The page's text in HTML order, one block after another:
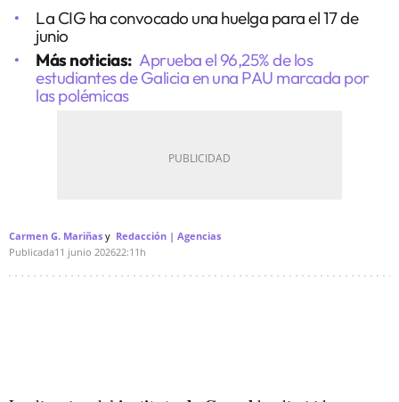
La CIG ha convocado una huelga para el 17 de
junio
Más noticias: Aprueba el 96,25% de los
estudiantes de Galicia en una PAU marcada por
las polémicas
Carmen G. Mariñas
Redacción | Agencias
Publicada11 junio 202622:11h